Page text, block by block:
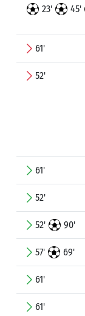
23' 45'
61'
52'
61'
52'
52' 90'
57' 69'
61'
61'